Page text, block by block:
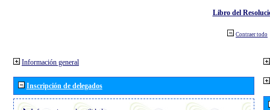
Libro del
Contraer todo
Información general
Inscripción de delegados